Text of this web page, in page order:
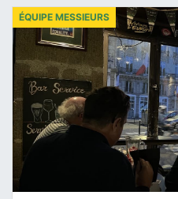
ÉQUIPE MESSIEURS